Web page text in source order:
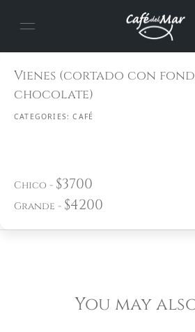
Vienes (cortado con
chocolate)
CATEGORIES:CAFÉ
Chico - $3700
Grande - $4200
You may